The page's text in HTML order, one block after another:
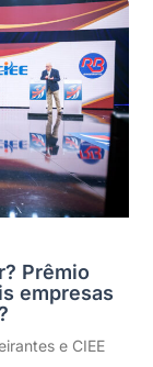
Prêmio
empresas
e CIEE